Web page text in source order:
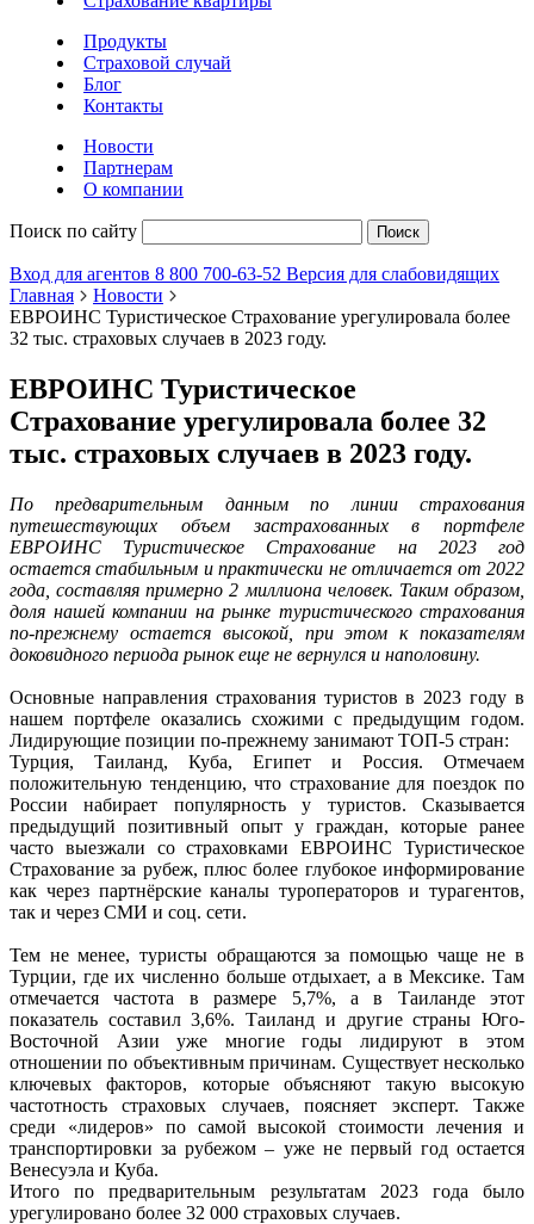
Продукты
Страховой случай
Блог
Контакты
Новости
Партнерам
О компании
Поиск по сайту Поиск
Вход для агентов 8 800 700-63-52 Версия для слабовидящих
Главная
Новости
ЕВРОИНС Туристическое Страхование урегулировала более
32 тыс. страховых случаев в 2023 году.
ЕВРОИНС Туристическое
Страхование урегулировала более 32
тыс. страховых случаев в 2023 году.
По предварительным данным по линии страхования
путешествующих объем застрахованных в портфеле
ЕВРОИНС Туристическое Страхование на 2023 год
остается стабильным и практически не отличается от 2022
года, составляя примерно 2 миллиона человек. Таким образом,
доля нашей компании на рынке туристического страхования
по-прежнему остается высокой, при этом к показателям
доковидного периода рынок еще не вернулся и наполовину.
Основные направления страхования туристов в 2023 году в
нашем портфеле оказались схожими с предыдущим годом.
Лидирующие позиции по-прежнему занимают ТОП-5 стран:
Турция, Таиланд, Куба, Египет и Россия. Отмечаем
положительную тенденцию, что страхование для поездок по
России набирает популярность у туристов. Сказывается
предыдущий позитивный опыт у граждан, которые ранее
часто выезжали со страховками ЕВРОИНС Туристическое
Страхование за рубеж, плюс более глубокое информирование
как через партнёрские каналы туроператоров и турагентов,
так и через СМИ и соц. сети.
Тем не менее, туристы обращаются за помощью чаще не в
Турции, где их численно больше отдыхает, а в Мексике. Там
отмечается частота в размере 5,7%, а в Таиланде этот
показатель составил 3,6%. Таиланд и другие страны Юго-
Восточной Азии уже многие годы лидируют в этом
отношении по объективным причинам. Существует несколько
ключевых факторов, которые объясняют такую высокую
частотность страховых случаев, поясняет эксперт. Также
среди «лидеров» по самой высокой стоимости лечения и
транспортировки за рубежом – уже не первый год остается
Венесуэла и Куба.
Итого по предварительным результатам 2023 года было
урегулировано более 32 000 страховых случаев.